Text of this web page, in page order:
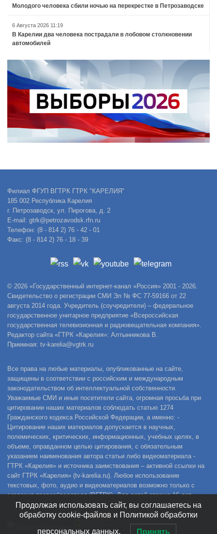
Молодого человека сбили ночью на перекрестке в Петрозаводске
6 Августа 2026 11:19
В Карелии два человека пострадали в лобовом столкновении
автомобилей
Филиал ФГУП ВГТРК ГТРК "КАРЕЛИЯ"
185 002 Республика Карелия
г. Петрозаводск, ул. Пирогова, д. 2
E-mail: gtrk@petrozavodsk.rfn.ru
Телефон: (8 - 814 2) 76 - 42 - 01
Факс: (8 - 814 2) 76 - 18 - 39
© 2026 «Государственный интернет-канал «Россия» 2001 - 2026.
Свидетельство о регистрации СМИ Эл № ФС 77-59166 от 22
августа 2014 года. Учредитель (соучредители) – федеральное
государственное унитарное предприятие «Всероссийская
государственная телевизионная и радиовещательная компания».
Редактор сайта «ГТРК «Карелия»: Алтынникова В.
Приемная: tv-karelia@vgtrk.ru
Все права на любые материалы, опубликованные на сайте,
защищены в соответствии с российским и международным
законодательством об интеллектуальной собственности.
Уважаемые СМИ и иные посетители сайта, огромная просьба при
цитировании наших материалов соблюдать статью 1274
Гражданского кодекса Российской Федерации, а именно: -
Цитирование наших материалов допускается в научных,
полемических, критических, информационных, учебных целях, в
объеме, оправданном целью цитирования, с обязательным
указанием наименования автора статьи либо видеоматериала -
ГТРК «Карелия» и источника заимствования – активной ссылки на
сайт ГТРК «Карелия» (tv-karelia.ru). Любое использование
текстовых, фото, аудио и видеоматериалов возможно только с
согласия правообладателя (ВГТРК). Для детей старше 16 лет.
Продолжая использовать сайт, вы соглашаетесь на
обработку cookie-файлов и Политикой обработки
персональных данных. Принять